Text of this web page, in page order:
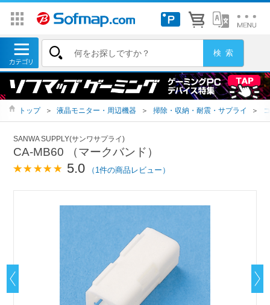
トップ ＞ 液晶モニター・周辺機器 ＞ 掃除・収納・耐震・サプライ ＞
SANWA SUPPLY(サンワサプライ)
CA-MB60 （マークバンド）
5.0 （1件の商品レビュー）